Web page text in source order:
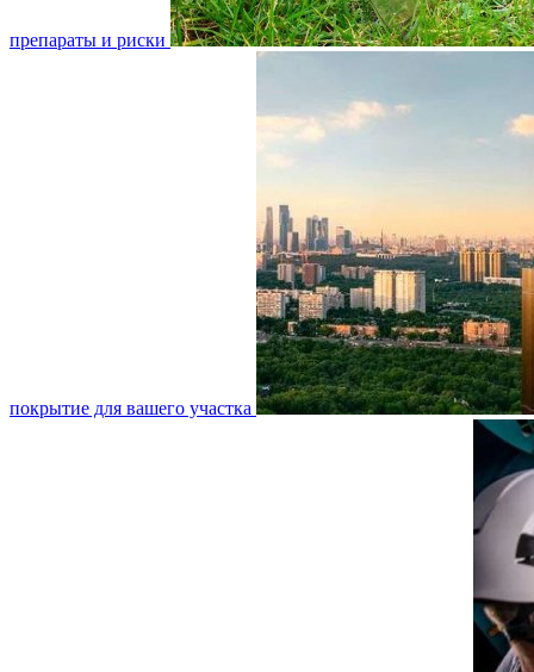
препараты и риски
покрытие для вашего участка